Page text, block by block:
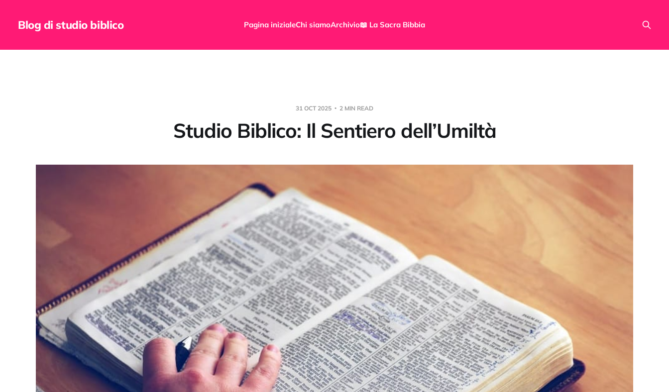
Blog di studio biblico Pagina inizialeChi siamoArchivio📖 La Sacra Bibbia
31 OCT 2025 2 MIN READ
Studio Biblico: Il Sentiero dell’Umiltà